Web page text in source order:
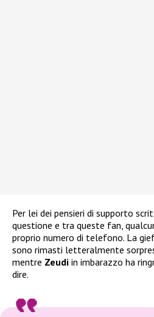
Per lei dei pensieri di supporto
questione e tra queste fan,
proprio numero di telefono. La
sono rimasti letteralmente
mentre Zeudi in imbarazzo ha
dire.